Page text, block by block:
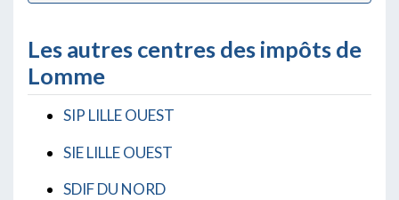
Les autres centres des impôts de
Lomme
SIP LILLE OUEST
SIE LILLE OUEST
SDIF DU NORD